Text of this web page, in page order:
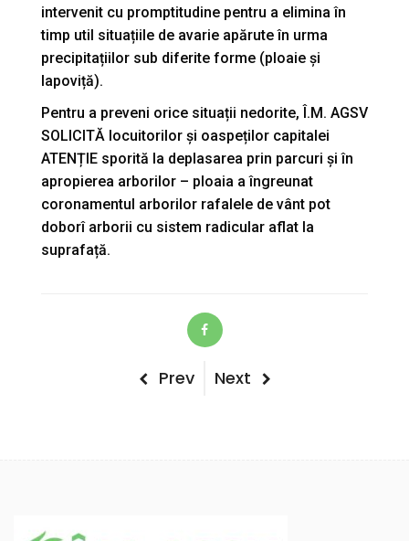
intervenit cu promptitudine pentru a elimina în
timp util situațiile de avarie apărute în urma
precipitațiilor sub diferite forme (ploaie și
lapoviță).
Pentru a preveni orice situații nedorite, Î.M. AGSV
SOLICITĂ locuitorilor și oaspeților capitalei
ATENȚIE sporită la deplasarea prin parcuri și în
apropierea arborilor – ploaia a îngreunat
coronamentul arborilor rafalele de vânt pot
doborî arborii cu sistem radicular aflat la
suprafață.
Previous
Prev
Next
Next